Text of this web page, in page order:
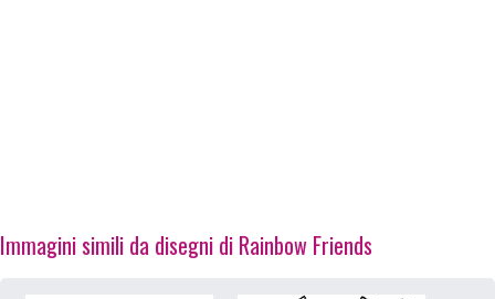
Immagini simili da disegni di Rainbow Friends